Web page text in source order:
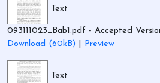
Text
093111023_Bab1.pdf - Accepted
Download (60kB)
Preview
Text